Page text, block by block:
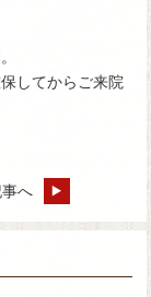
してからご来院
へ